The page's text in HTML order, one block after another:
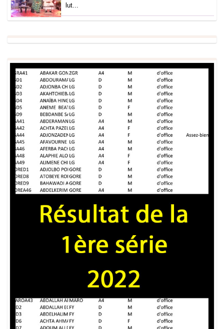
lut...